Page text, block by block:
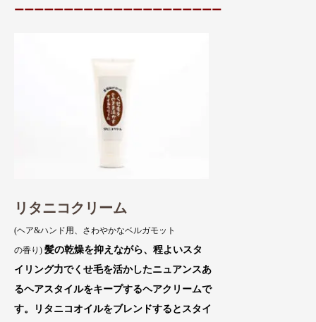
ーーーーーーーーーーーーーーーーーーーーー
リタニコクリーム
(ヘア&ハンド用、さわやかなベルガモット
の香り) 髪の乾燥を抑えながら、程よいスタ
イリング力でくせ毛を活かしたニュアンスあ
るヘアスタイルをキープするヘアクリームで
す。リタニコオイルをブレンドするとスタイ